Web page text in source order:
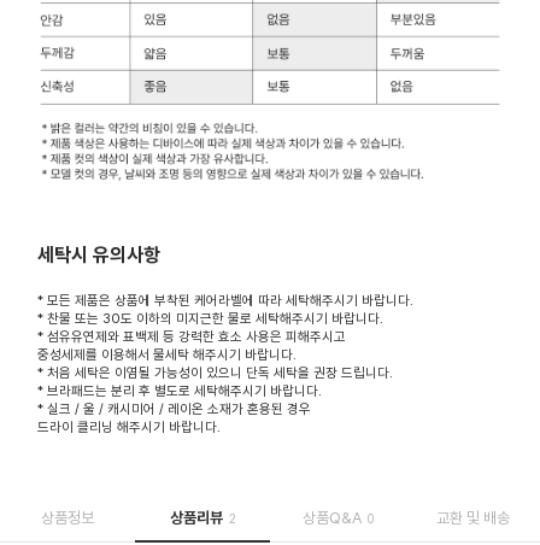
세탁시 유의사항
* 모든 제품은 상품에 부착된 케어라벨에 따라 세탁해주시기 바랍니다.
* 찬물 또는 30도 이하의 미지근한 물로 세탁해주시기 바랍니다.
* 섬유유연제와 표백제 등 강력한 효소 사용은 피해주시고
중성세제를 이용해서 물세탁 해주시기 바랍니다.
* 처음 세탁은 이염될 가능성이 있으니 단독 세탁을 권장 드립니다.
* 브라패드는 분리 후 별도로 세탁해주시기 바랍니다.
* 실크 / 울 / 캐시미어 / 레이온 소재가 혼용된 경우
드라이 클리닝 해주시기 바랍니다.
상품정보 상품리뷰 2 상품Q&A 0 교환 및 배송